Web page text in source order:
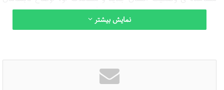
شرقیان و به‏ خصوص مسلمانان و تأثیرات همه جانبه ‏ی غرب در
ابعاد مختلف در بلاد اسلامی و در نتیجه نیاز به تجدید حیات انسان
فرد و مسائلی از این دست، مجموعه عواملی بود که اقبال با الهام
از آنها اندیشه‏ ی سیاسی خود را شکل داد.
نمایش بیشتر